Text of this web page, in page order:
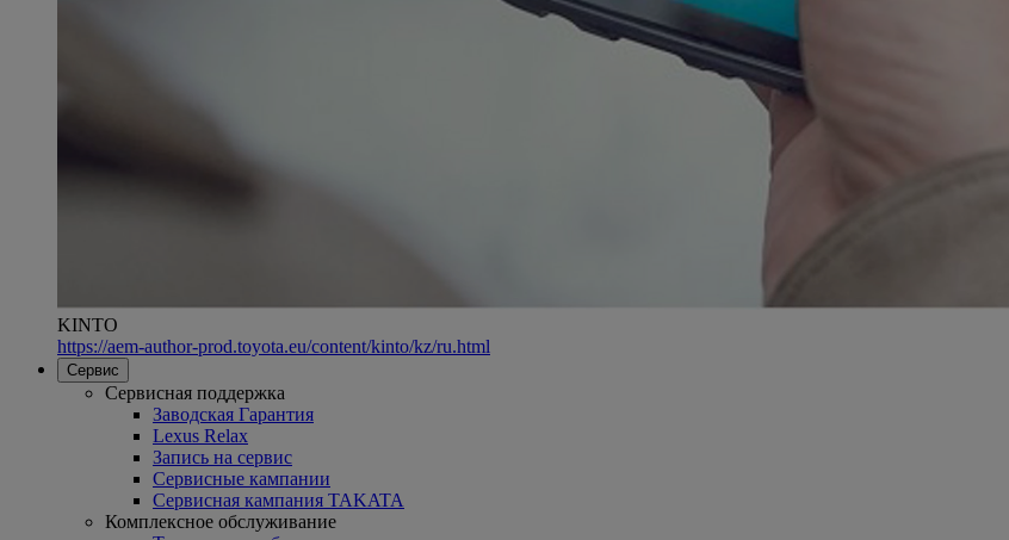
KINTO
https://aem-author-prod.toyota.eu/content/kinto/kz/ru.html
Сервис
Сервисная поддержка
Заводская Гарантия
Lexus Relax
Запись на сервис
Сервисные кампании
Сервисная кампания TAKATA
Комплексное обслуживание